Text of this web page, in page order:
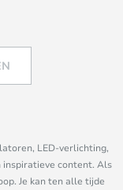
LED-verlichting,
inspiratieve content. Als
Je kan ten alle tijde